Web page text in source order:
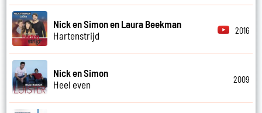
Nick en Simon en Laura Beekman
Hartenstrijd
2016
Nick en Simon
Heel even
2009